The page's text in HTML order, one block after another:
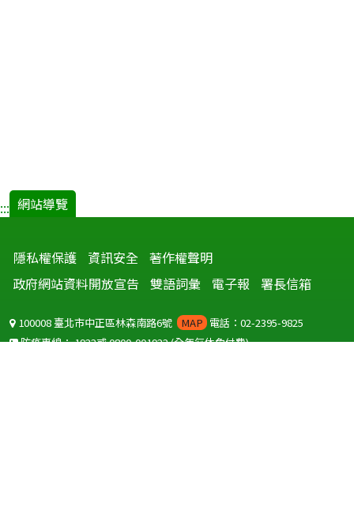
::: 網站導覽
隱私權保護 資訊安全 著作權聲明
政府網站資料開放宣告
雙語詞彙 電子報 署長信箱
100008 臺北市中正區林森南路6號 MAP 電話：02-2395-9825
防疫專線：1922或0800-001922(全年無休免付費)